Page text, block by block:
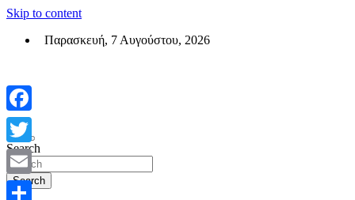
Skip to content
Παρασκευή, 7 Αυγούστου, 2026
Επίσημη σελίδα του θεσμικού φορεά των Ελλήνων Ολυμπιονικών
Search
Search
Facebook
Twitter
Email